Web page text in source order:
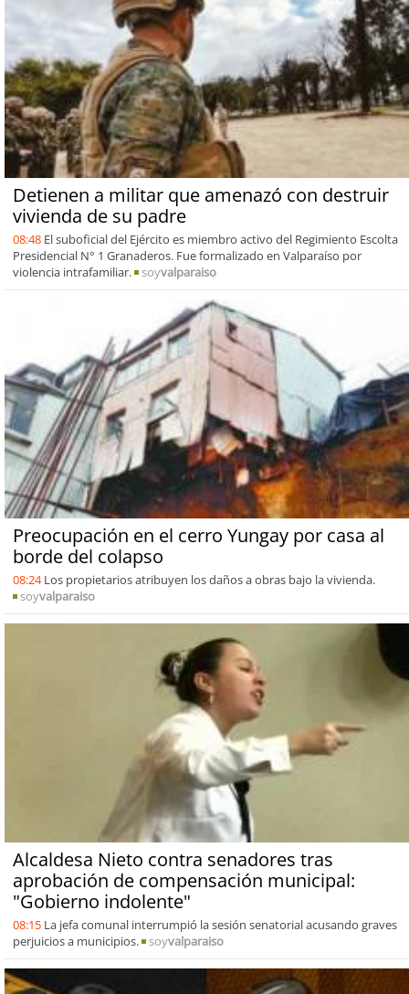
Detienen a militar que amenazó con destruir
vivienda de su padre
08:48 El suboficial del Ejército es miembro activo del Regimiento Escolta
Presidencial N° 1 Granaderos. Fue formalizado en Valparaíso por
violencia intrafamiliar.
soyvalparaiso
Preocupación en el cerro Yungay por casa al
borde del colapso
08:24 Los propietarios atribuyen los daños a obras bajo la vivienda.
soyvalparaiso
Alcaldesa Nieto contra senadores tras
aprobación de compensación municipal:
"Gobierno indolente"
08:15 La jefa comunal interrumpió la sesión senatorial acusando graves
perjuicios a municipios.
soyvalparaiso